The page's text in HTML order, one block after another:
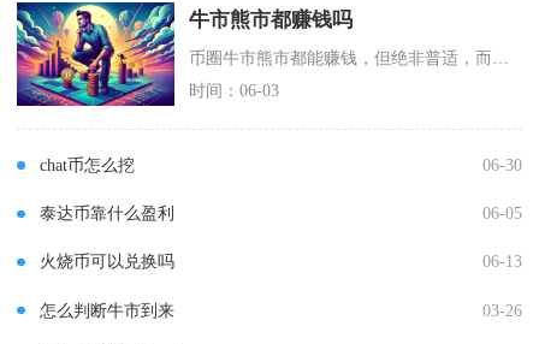
牛市熊市都赚钱吗
时间：06-03
chat币怎么挖 06-30
泰达币靠什么盈利 06-05
火烧币可以兑换吗 06-13
怎么判断牛市到来 03-26